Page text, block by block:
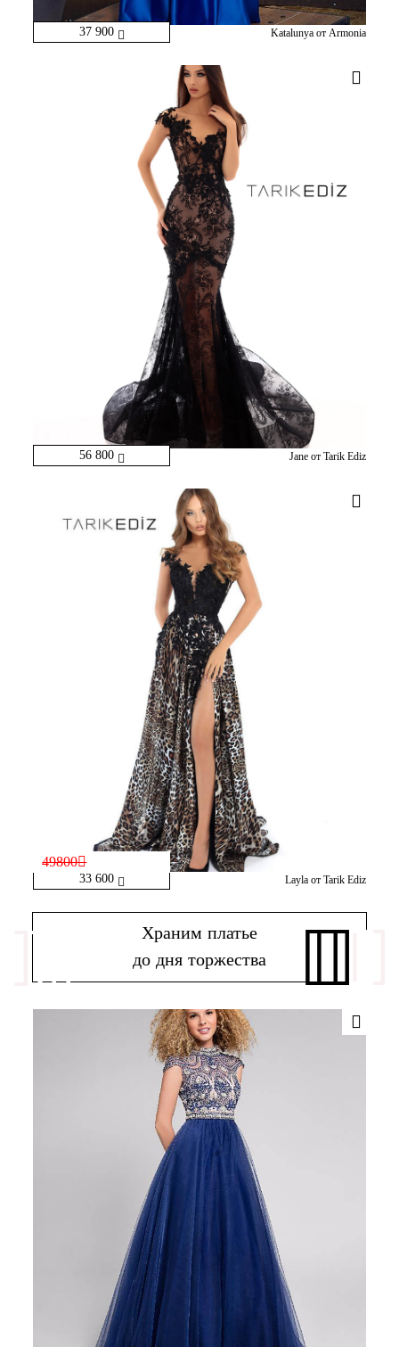
37 900 Katalunya от Armonia
56 800 Jane от Tarik Ediz
33 600
49800
Layla от Tarik Ediz
Храним платье
до дня торжества